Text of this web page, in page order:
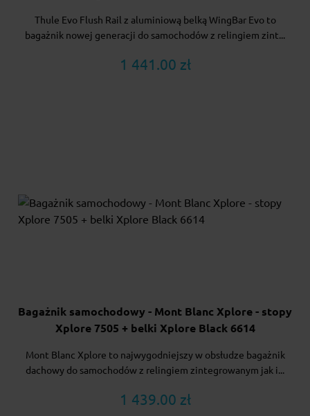
Thule Evo Flush Rail z aluminiową belką WingBar Evo to
bagażnik nowej generacji do samochodów z relingiem zint...
1 441.00 zł
Bagażnik samochodowy - Mont Blanc Xplore - stopy
Xplore 7505 + belki Xplore Black 6614
Mont Blanc Xplore to najwygodniejszy w obsłudze bagażnik
dachowy do samochodów z relingiem zintegrowanym jak i...
1 439.00 zł